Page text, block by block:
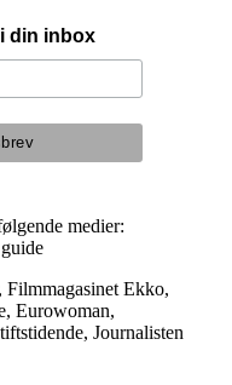
din inbox
medier:
Ekko,
Eurowoman,
Journalisten